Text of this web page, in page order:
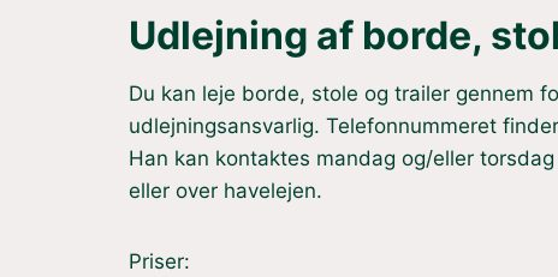
Udlejning af borde,
Du kan leje borde, stole og trailer gennem
udlejningsansvarlig. Telefonnummeret
Han kan kontaktes mandag og/eller
eller over havelejen.
Priser: